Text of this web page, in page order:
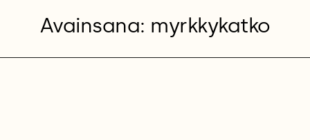
Avainsana: myrkkykatko